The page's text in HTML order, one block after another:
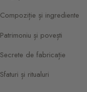
Compoziție și ingrediente
Patrimoniu și povești
Secrete de fabricație
Sfaturi și ritualuri